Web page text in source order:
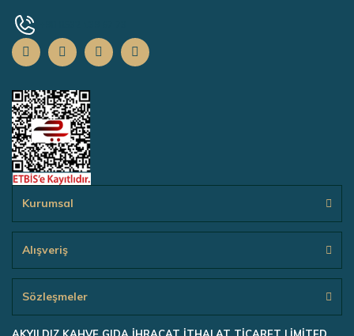
Kurumsal
Alışveriş
Sözleşmeler